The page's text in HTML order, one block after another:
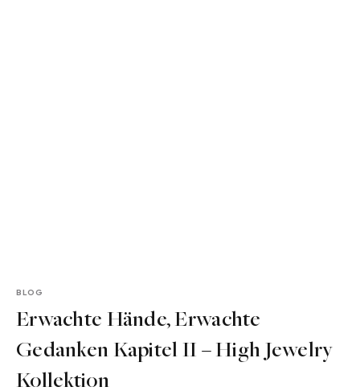
BLOG
Erwachte Hände, Erwachte
Gedanken Kapitel II – High Jewelry
Kollektion